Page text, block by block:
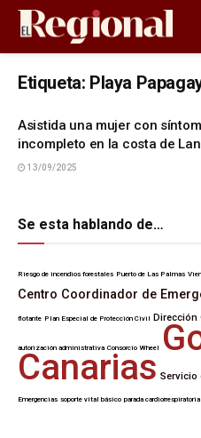
Etiqueta: Playa
Asistida una mujer con
incompleto en la costa de
13/09/2025
Se esta hablando de…
Riesgo de incendios forestales Puerto de Las Palmas
Centro Coordinador de
flotante Plan Especial de Protección Civil Dirección
autorización administrativa Consorcio Wheel
Canarias Servicio
Emergencias soporte vital básico parada cardiorrespiratoria